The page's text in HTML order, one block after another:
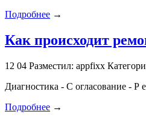
Подробнее →
Как происходит
12 04 Разместил: appfixx
Диагностика - С огласование - Р
Подробнее →